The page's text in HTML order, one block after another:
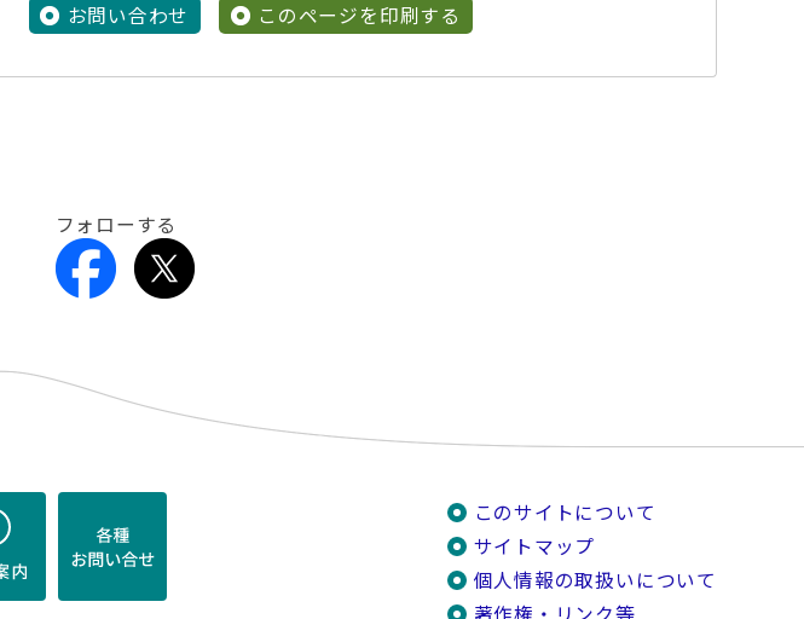
お問い合わせ
このページを印刷する
フォローする
このサイトについて
サイトマップ
個人情報の取扱いについて